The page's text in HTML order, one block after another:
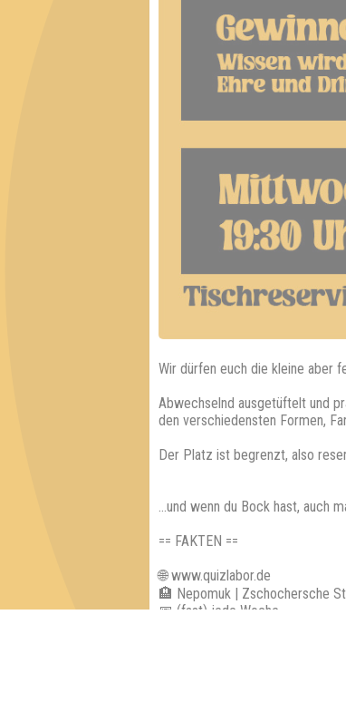
Wir dürfen euch die kleine aber
Abwechselnd ausgetüftelt und
den verschiedensten Formen,
Der Platz ist begrenzt, also
...und wenn du Bock hast, auch
== FAKTEN ==
🌐 www.quizlabor.de
🏨 Nepomuk | Zschochersche
📅 (fast) jede Woche